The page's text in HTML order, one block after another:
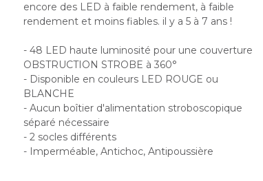
encore des LED à faible rendement, à faible
rendement et moins fiables. il y a 5 à 7 ans !
- 48 LED haute luminosité pour une couverture
OBSTRUCTION STROBE à 360°
- Disponible en couleurs LED ROUGE ou
BLANCHE
- Aucun boîtier d'alimentation stroboscopique
séparé nécessaire
- 2 socles différents
- Imperméable, Antichoc, Antipoussière